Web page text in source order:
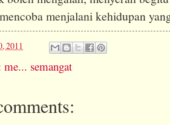
menjalani kehidupan
2011
me... semangat